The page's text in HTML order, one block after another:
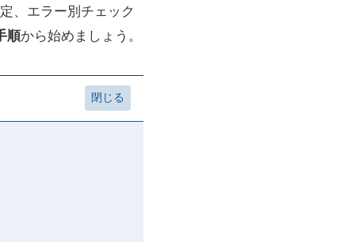
、エラー別チェック
順から始めましょう。